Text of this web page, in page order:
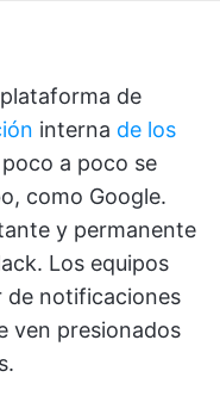
de
interna de los
a poco se
como Google.
y permanente
Los equipos
de notificaciones
ven presionados